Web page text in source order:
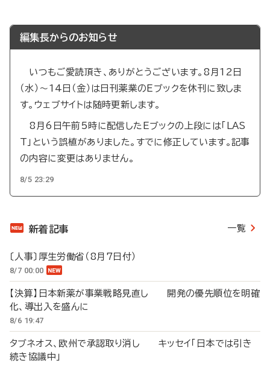
編集長からのお知らせ
いつもご愛読頂き、ありがとうございます。8月12日
（水）～14日（金）は日刊薬業のEブックを休刊に致しま
す。ウェブサイトは随時更新します。
8月6日午前5時に配信したEブックの上段には「LAS
T」という誤植がありました。すでに修正しています。記事
の内容に変更はありません。
8/5 23:29
新着記事 一覧
〔人事〕厚生労働省（8月7日付）
8/7 00:00
【決算】日本新薬が事業戦略見直し 開発の優先順位を明確
化、導出入を盛んに
8/6 19:47
タブネオス、欧州で承認取り消し キッセイ「日本では引き
続き協議中」